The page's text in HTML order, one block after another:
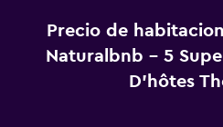
Precio de
Naturalbnb - 5
D'hôtes